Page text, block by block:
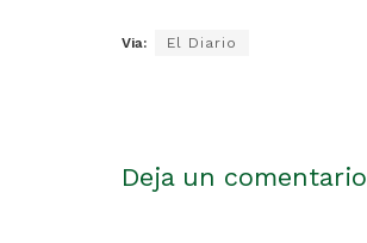
Via: El Diario
Deja un comentario